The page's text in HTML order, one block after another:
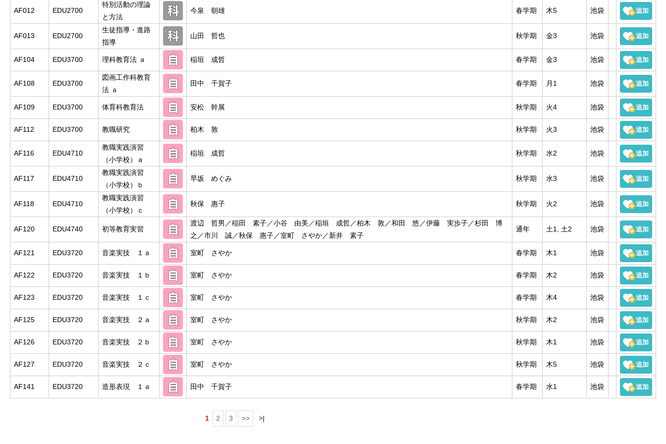
AF012 EDU2700
特別活動の理論
と方法
今泉 朝雄 春学期 木5 池袋
AF013 EDU2700
生徒指導・進路
指導
山田 哲也 秋学期 金3 池袋
AF104 EDU3700 理科教育法 ａ 稲垣 成哲 春学期 金3 池袋
AF108 EDU3700
図画工作科教育
法 ａ
田中 千賀子 春学期 月1 池袋
AF109 EDU3700 体育科教育法 安松 幹展 秋学期 火4 池袋
AF112 EDU3700 教職研究 柏木 敦 秋学期 火3 池袋
AF116 EDU4710
教職実践演習
（小学校）ａ
稲垣 成哲 秋学期 水2 池袋
AF117 EDU4710
教職実践演習
（小学校）ｂ
早坂 めぐみ 秋学期 水3 池袋
AF118 EDU4710
教職実践演習
（小学校）ｃ
秋保 惠子 秋学期 火2 池袋
AF120 EDU4740 初等教育実習
渡辺 哲男／稲田 素子／小谷 由美／稲垣 成哲／柏木 敦／和田 悠／伊藤 実歩子／杉田 博
之／市川 誠／秋保 惠子／室町 さやか／新井 素子
通年 土1 , 土2 池袋
AF121 EDU3720 音楽実技 １ａ 室町 さやか 春学期 木1 池袋
AF122 EDU3720 音楽実技 １ｂ 室町 さやか 春学期 木2 池袋
AF123 EDU3720 音楽実技 １ｃ 室町 さやか 春学期 木4 池袋
AF125 EDU3720 音楽実技 ２ａ 室町 さやか 秋学期 木2 池袋
AF126 EDU3720 音楽実技 ２ｂ 室町 さやか 秋学期 木1 池袋
AF127 EDU3720 音楽実技 ２ｃ 室町 さやか 秋学期 木5 池袋
AF141 EDU3720 造形表現 １ａ 田中 千賀子 春学期 水1 池袋
1 2 3 >> >|